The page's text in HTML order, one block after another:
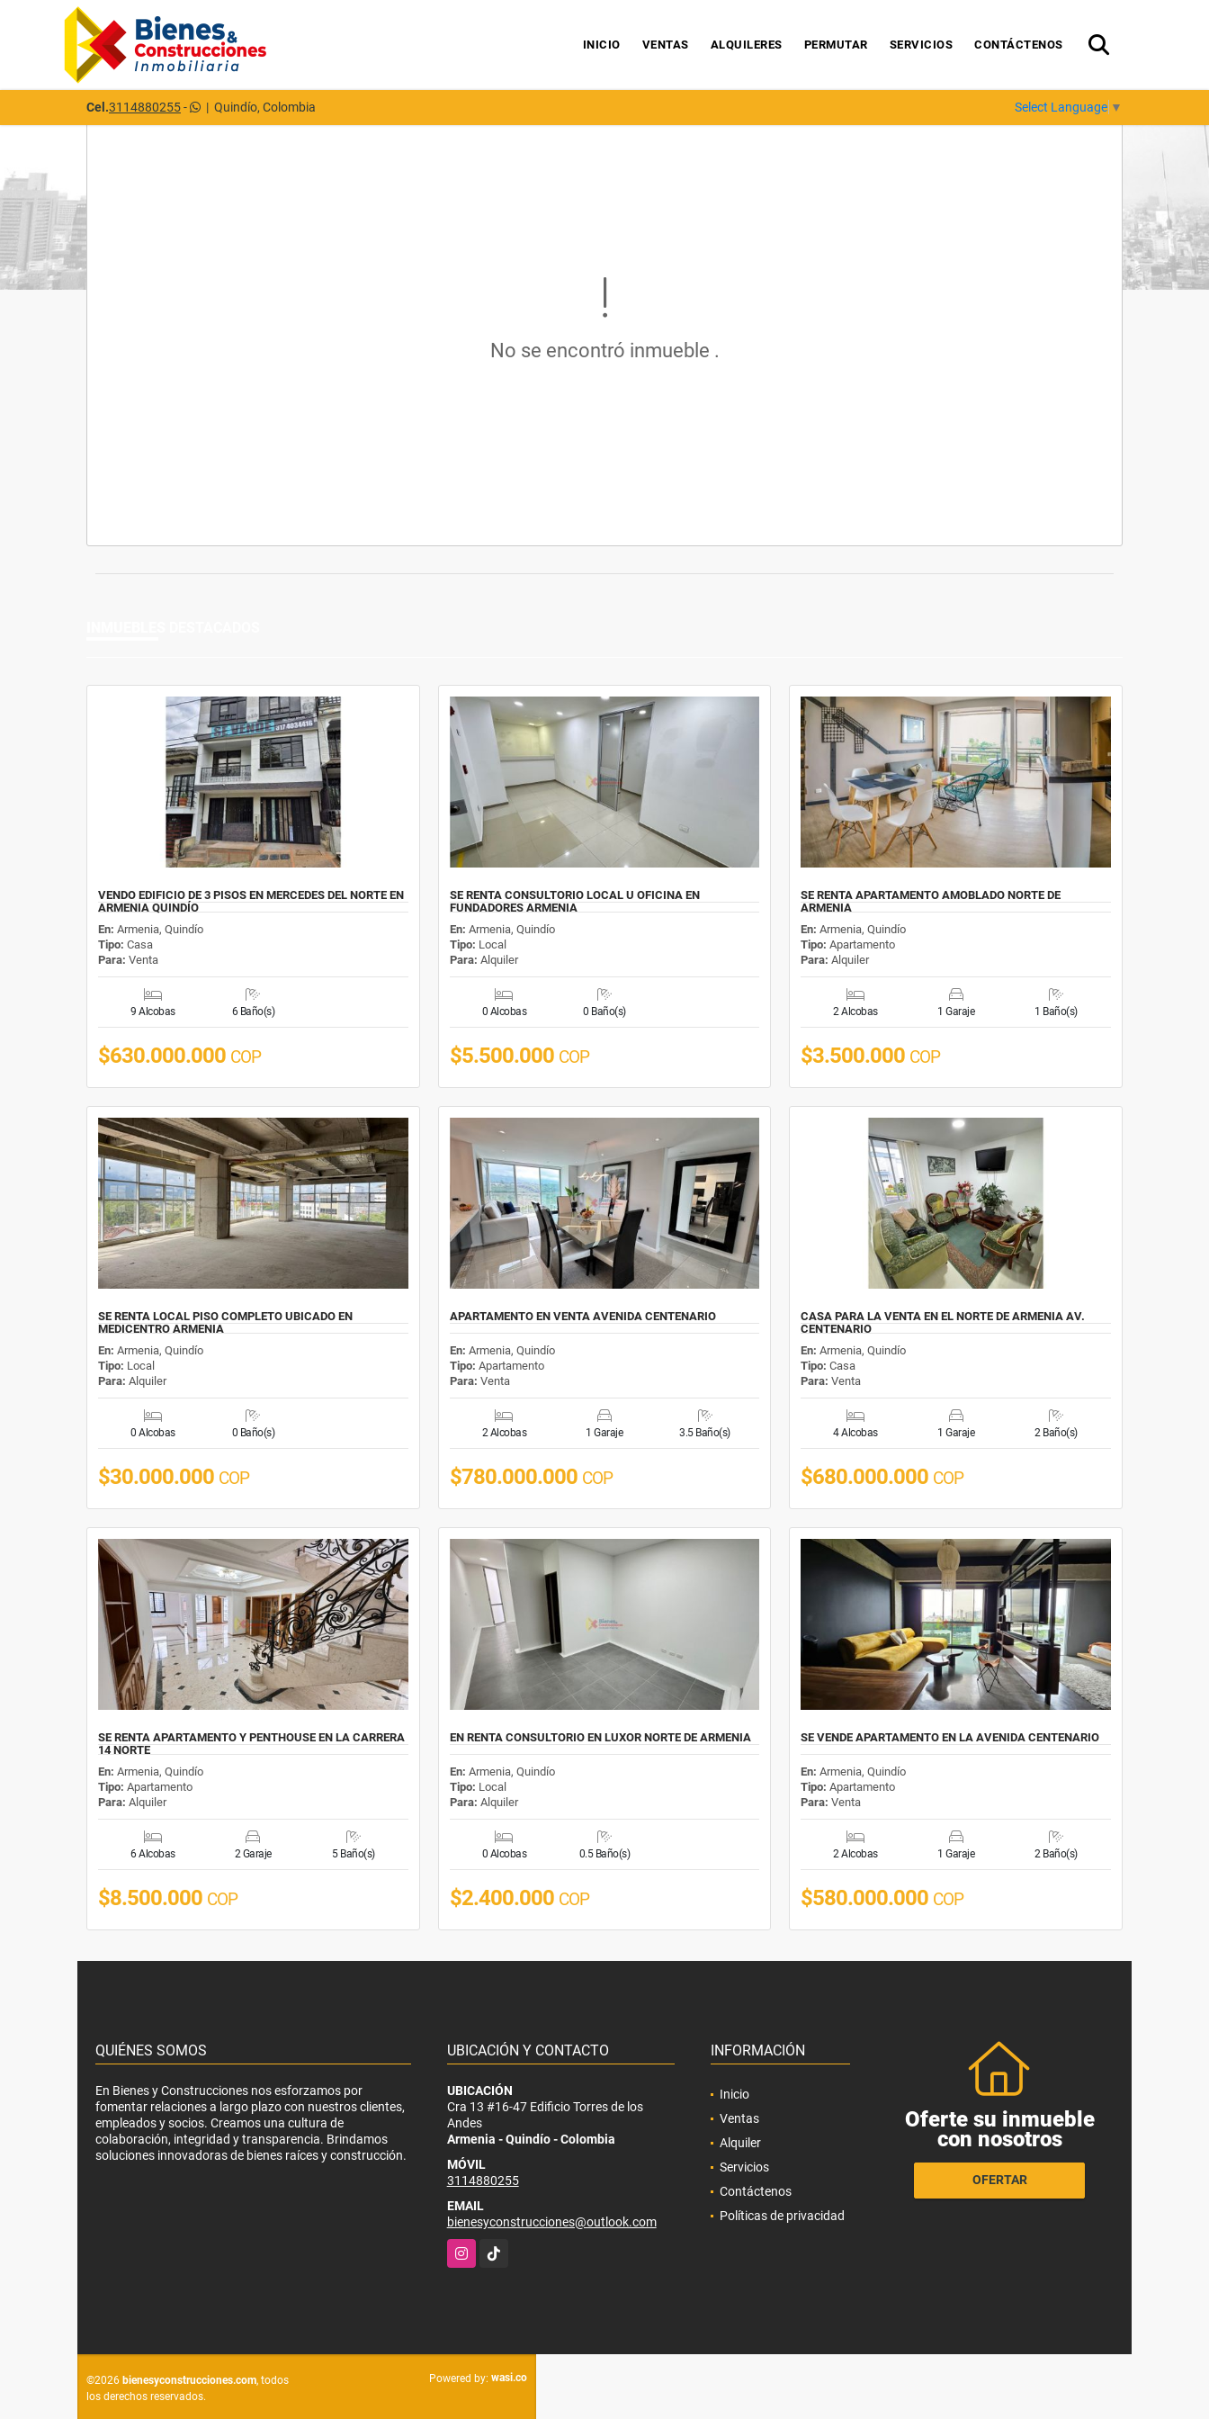
INICIO VENTAS ALQUILERES PERMUTAR SERVICIOS CONTÁCTENOS
Cel.3114880255- | Quindío, Colombia Select Language ▼
No se encontró inmueble .
VENDO EDIFICIO DE 3 PISOS EN MERCEDES DEL NORTE EN
ARMENIA QUINDÍO
En: Armenia, Quindío
Tipo: Casa
Para: Venta
9 Alcobas 6 Baño(s)
$630.000.000 COP
SE RENTA CONSULTORIO LOCAL U OFICINA EN
FUNDADORES ARMENIA
En: Armenia, Quindío
Tipo: Local
Para: Alquiler
0 Alcobas 0 Baño(s)
$5.500.000 COP
SE RENTA APARTAMENTO AMOBLADO NORTE DE
ARMENIA
En:Armenia, Quindío
Tipo: Apartamento
Para: Alquiler
2 Alcobas 1 Garaje 1 Baño(s)
$3.500.000 COP
SE RENTA LOCAL PISO COMPLETO UBICADO EN
MEDICENTRO ARMENIA
En: Armenia, Quindío
Tipo: Local
Para: Alquiler
0 Alcobas 0 Baño(s)
$30.000.000 COP
APARTAMENTO EN VENTA AVENIDA CENTENARIO
En: Armenia, Quindío
Tipo: Apartamento
Para: Venta
2 Alcobas 1 Garaje 3.5 Baño(s)
$780.000.000 COP
CASA PARA LA VENTA EN EL NORTE DE ARMENIA AV.
CENTENARIO
En:Armenia, Quindío
Tipo: Casa
Para: Venta
4 Alcobas 1 Garaje 2 Baño(s)
$680.000.000 COP
SE RENTA APARTAMENTO Y PENTHOUSE EN LA CARRERA
14 NORTE
En: Armenia, Quindío
Tipo: Apartamento
Para: Alquiler
6 Alcobas 2 Garaje 5 Baño(s)
$8.500.000 COP
EN RENTA CONSULTORIO EN LUXOR NORTE DE ARMENIA
En: Armenia, Quindío
Tipo: Local
Para: Alquiler
0 Alcobas 0.5 Baño(s)
$2.400.000 COP
SE VENDE APARTAMENTO EN LA AVENIDA CENTENARIO
En:Armenia, Quindío
Tipo: Apartamento
Para: Venta
2 Alcobas 1 Garaje 2 Baño(s)
$580.000.000 COP
QUIÉNES SOMOS
En Bienes y Construcciones nos esforzamos por
fomentar relaciones a largo plazo con nuestros clientes,
empleados y socios. Creamos una cultura de
colaboración, integridad y transparencia. Brindamos
soluciones innovadoras de bienes raíces y construcción.
UBICACIÓN Y CONTACTO
UBICACIÓN
Cra 13 #16-47 Edificio Torres de los
Andes
Armenia - Quindío - Colombia
MÓVIL
3114880255
EMAIL
bienesyconstrucciones@outlook.com
Instagram
TikTok
INFORMACIÓN
Inicio
Ventas
Alquiler
Servicios
Contáctenos
Políticas de privacidad
Oferte su inmueble
con nosotros
OFERTAR
©2026 bienesyconstrucciones.com, todos
los derechos reservados.
Powered by: wasi.co